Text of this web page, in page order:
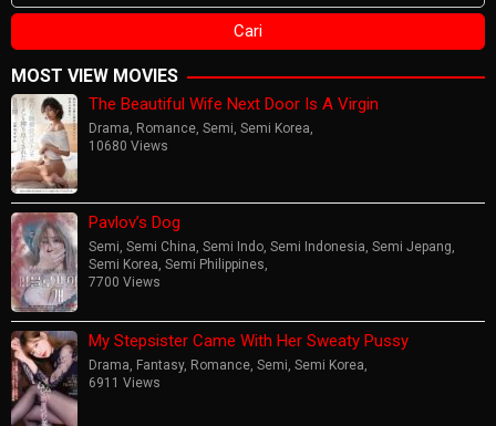
MOST VIEW MOVIES
The Beautiful Wife Next Door Is A Virgin
Drama, Romance, Semi, Semi Korea,
10680 Views
Pavlov’s Dog
Semi, Semi China, Semi Indo, Semi Indonesia, Semi Jepang,
Semi Korea, Semi Philippines,
7700 Views
My Stepsister Came With Her Sweaty Pussy
Drama, Fantasy, Romance, Semi, Semi Korea,
6911 Views